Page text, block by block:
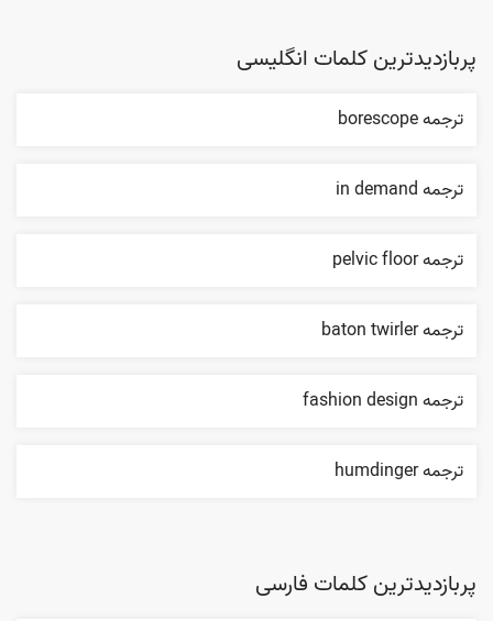
پربازدیدترین کلمات انگلیسی
ترجمه borescope
ترجمه in demand
ترجمه pelvic floor
ترجمه baton twirler
ترجمه fashion design
ترجمه humdinger
پربازدیدترین کلمات فارسی